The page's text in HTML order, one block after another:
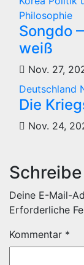
Philosophie
Songdo
weiß
Nov. 27,
Deutschland
Die
Nov. 24,
Deine E-Mail-
Erforderliche
Kommentar *